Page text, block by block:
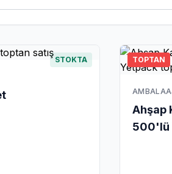
STOKTA TOPTAN
Ahşap
500'lü